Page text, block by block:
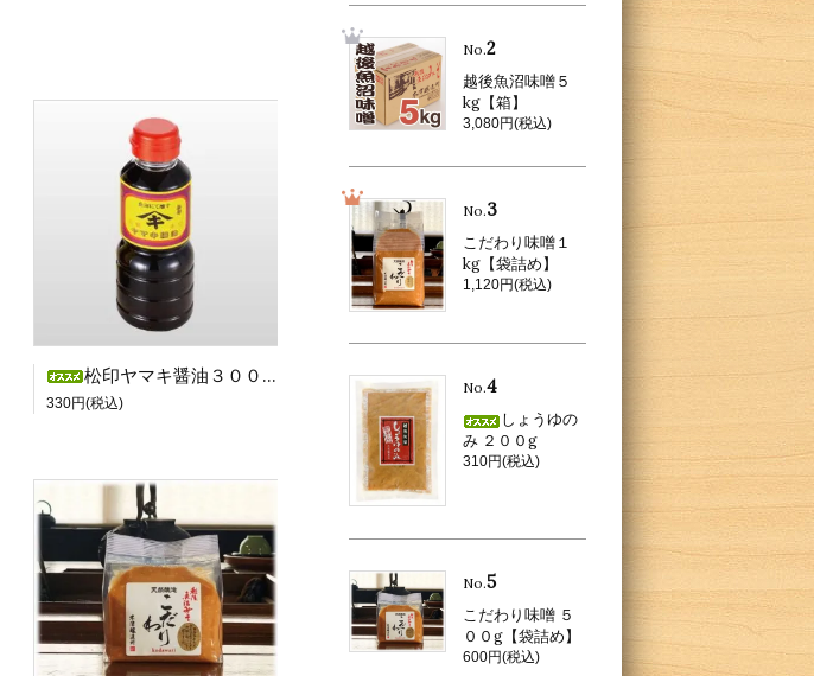
松印ヤマキ醤油３００ml【１本】
330円(税込)
No.2
越後魚沼味噌５
kg【箱】
3,080円(税込)
No.3
こだわり味噌１
kg【袋詰め】
1,120円(税込)
No.4
しょうゆの
み ２００g
310円(税込)
No.5
こだわり味噌 ５
００g【袋詰め】
600円(税込)